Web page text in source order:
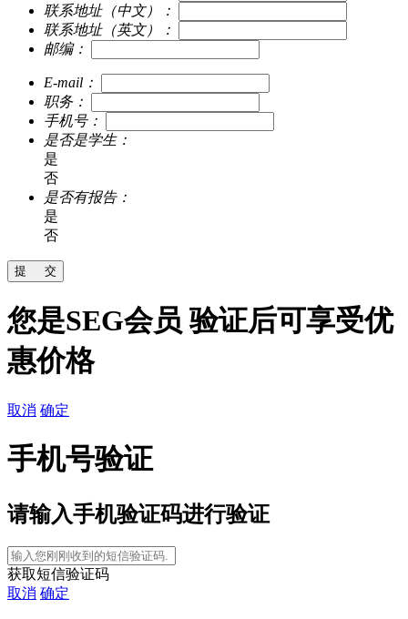
联系地址（中文）：
联系地址（英文）：
邮编：
E-mail：
职务：
手机号：
是否是学生：
是
否
是否有报告：
是
否
您是SEG会员 验证后可享受优
惠价格
取消 确定
手机号验证
请输入手机验证码进行验证
获取短信验证码
取消 确定